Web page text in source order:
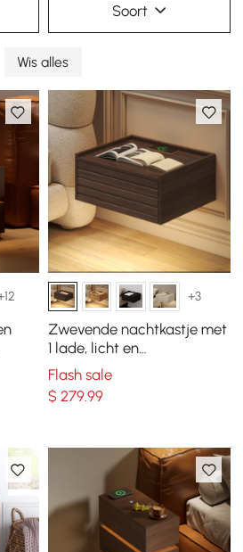
Soort
Wis alles
2
+3
Zwevende nachtkastje met
1 lade, licht en
oplaadstation, 2-delige set
van hout
Flash sale
$ 279.99